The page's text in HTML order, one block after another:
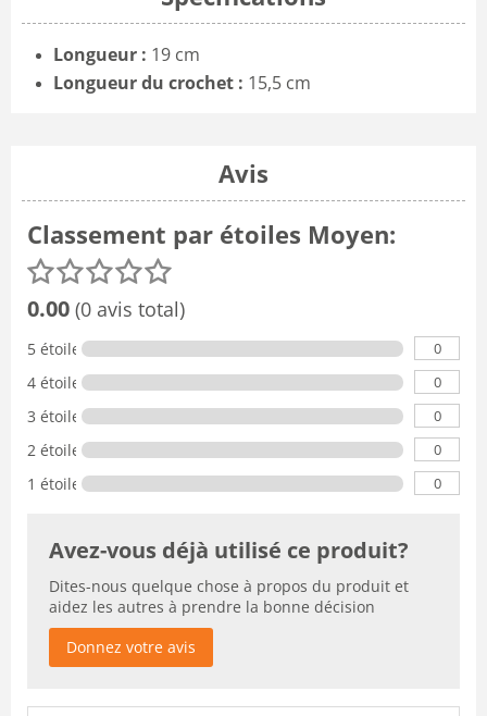
Longueur : 19 cm
Longueur du crochet :‎ 15,5 cm
Avis
Classement par étoiles Moyen:
0.00 (0 avis total)
5 étoiles 0
4 étoiles 0
3 étoiles 0
2 étoiles 0
1 étoile 0
Avez-vous déjà utilisé ce produit?
Dites-nous quelque chose à propos du produit et
aidez les autres à prendre la bonne décision
Donnez votre avis